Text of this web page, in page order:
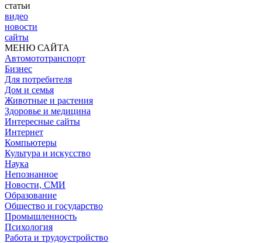
статьи
видео
новости
сайты
МЕНЮ САЙТА
Автомототранспорт
Бизнес
Для потребителя
Дом и семья
Животные и растения
Здоровье и медицина
Интересные сайты
Интернет
Компьютеры
Культура и искусство
Наука
Непознанное
Новости, СМИ
Образование
Общество и государство
Промышленность
Психология
Работа и трудоустройство